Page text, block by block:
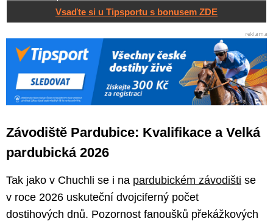
Vsaďte si u Tipsportu s bonusem ZDE
Závodiště Pardubice: Kvalifikace a Velká
pardubická 2026
Tak jako v Chuchli se i na pardubickém závodišti se
v roce 2026 uskuteční dvojciferný počet
dostihových dnů. Pozornost fanoušků překážkových